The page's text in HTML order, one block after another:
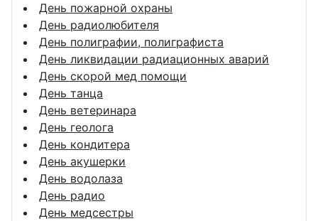
День пожарной охраны
День радиолюбителя
День полиграфии, полиграфиста
День ликвидации радиационных аварий
День скорой мед помощи
День танца
День ветеринара
День геолога
День кондитера
День акушерки
День водолаза
День радио
День медсестры